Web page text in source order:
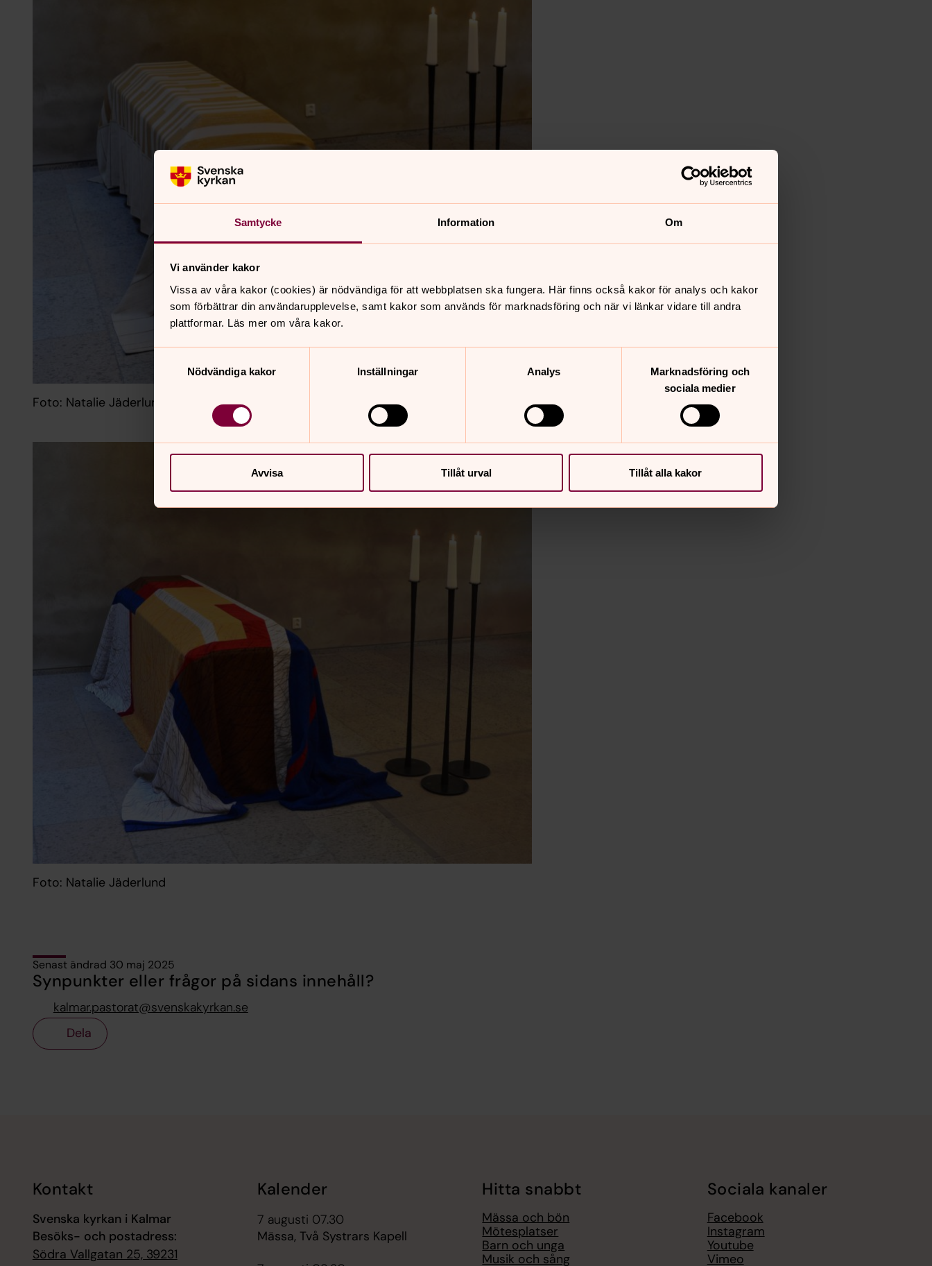
Samtycke Information Om
Vi använder kakor
Vissa av våra kakor (cookies) är nödvändiga för att webbplatsen ska fungera. Här finns också kakor för analys och kakor
som förbättrar din användarupplevelse, samt kakor som används för marknadsföring och när vi länkar vidare till andra
plattformar. Läs mer om våra kakor.
Nödvändiga kakor
Inställningar Analys
Marknadsföring och
sociala medier
Avvisa Tillåt urval Tillåt alla kakor
Foto: Natalie Jäderlund
Foto: Natalie Jäderlund
Senast ändrad 30 maj 2025
Synpunkter eller frågor på sidans innehåll?
kalmar.pastorat@svenskakyrkan.se
Dela
Kontakt
Svenska kyrkan i Kalmar
Besöks- och postadress:
Södra Vallgatan 25, 39231
Kalender
7 augusti 07.30
Mässa, Två Systrars Kapell
Hitta snabbt
Mässa och bön
Mötesplatser
Barn och unga
Musik och sång
Sociala kanaler
Facebook
Instagram
Youtube
Vimeo